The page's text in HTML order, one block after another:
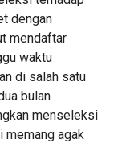
dengan
mendaftar
waktu
di salah satu
bulan
menseleksi
memang agak